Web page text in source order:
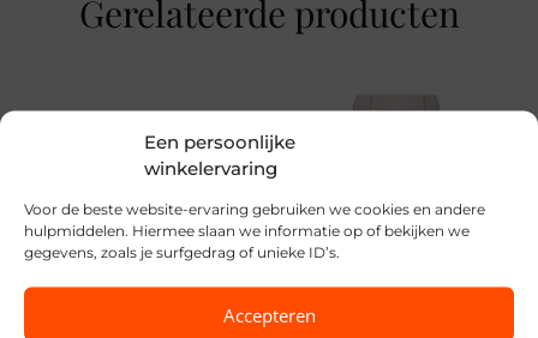
Een persoonlijke
winkelervaring
Voor de beste website-ervaring gebruiken we cookies en andere
hulpmiddelen. Hiermee slaan we informatie op of bekijken we
gegevens, zoals je surfgedrag of unieke ID’s.
Accepteren
VZ26
MPN
Gerelateerde producten